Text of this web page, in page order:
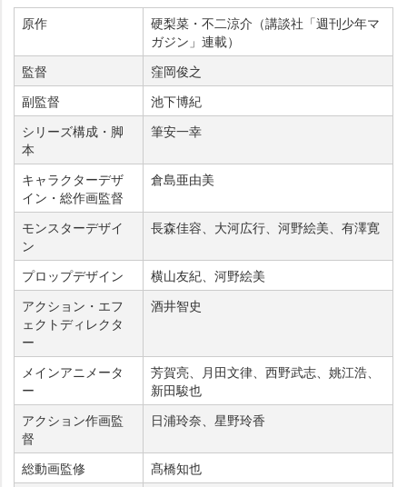
原作
硬梨菜・不二涼介（講談社「週刊少年マ
ガジン」連載）
監督
窪岡俊之
副監督
池下博紀
シリーズ構成・脚
本
筆安一幸
キャラクターデザ
イン・総作画監督
倉島亜由美
モンスターデザイ
ン
長森佳容、大河広行、河野絵美、有澤寛
プロップデザイン
横山友紀、河野絵美
アクション・エフ
ェクトディレクタ
ー
酒井智史
メインアニメータ
ー
芳賀亮、月田文律、西野武志、姚江浩、
新田駿也
アクション作画監
督
日浦玲奈、星野玲香
総動画監修
髙橋知也